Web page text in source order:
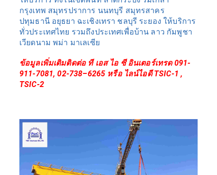
กรุงเทพ สมุทรปราการ นนทบุรี สมุทรสาคร
ปทุมธานี อยุธยา ฉะเชิงเทรา ชลบุรี ระยอง ให้บริการ
ทั่วประเทศไทย รวมถึงประเทศเพื่อบ้าน ลาว กัมพูชา
เวียดนาม พม่า มาเลเซีย
ข้อมูลเพิ่มเติมติดต่อ ที เอส ไอ ซี อินเตอร์เทรด 091-
911-7081, 02-738–6265 หรือ ไลน์ไอดี TSIC-1 ,
TSIC-2